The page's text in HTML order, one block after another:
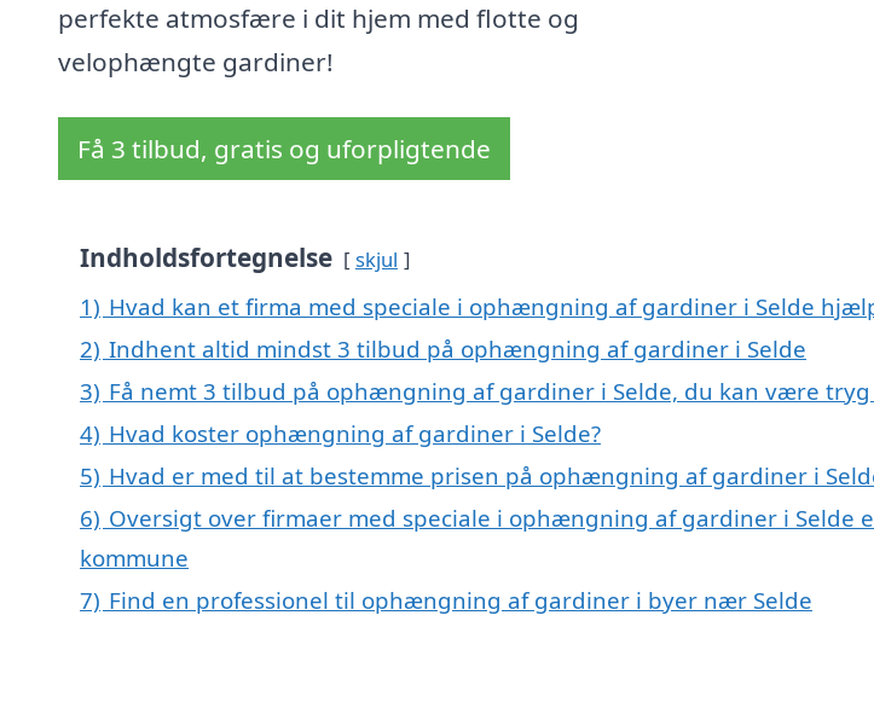
perfekte atmosfære i dit hjem med flotte og
velophængte gardiner!
Få 3 tilbud, gratis og uforpligtende
Indholdsfortegnelse skjul
1) Hvad kan et firma med speciale i ophængning af gardiner i Selde
2) Indhent altid mindst 3 tilbud på ophængning af gardiner i Selde
3) Få nemt 3 tilbud på ophængning af gardiner i Selde, du kan være tryg
4) Hvad koster ophængning af gardiner i Selde?
5) Hvad er med til at bestemme prisen på ophængning af gardiner i
6) Oversigt over firmaer med speciale i ophængning af gardiner i Selde
kommune
7) Find en professionel til ophængning af gardiner i byer nær Selde